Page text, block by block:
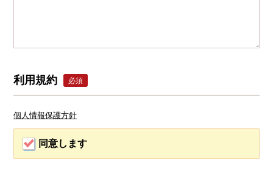
利用規約 必須
個人情報保護方針
同意します